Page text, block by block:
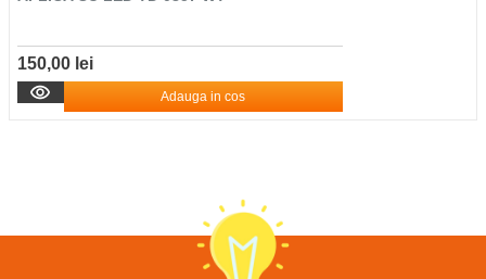
150,00 lei
Adauga in cos